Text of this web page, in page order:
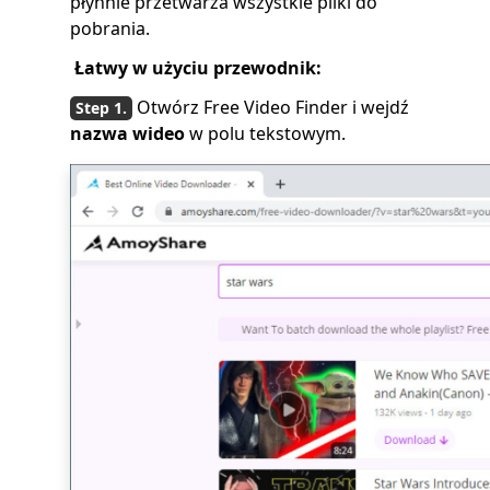
pobrania.
Łatwy w użyciu przewodnik:
Otwórz Free Video Finder i wejdź
nazwa wideow polu tekstowym.